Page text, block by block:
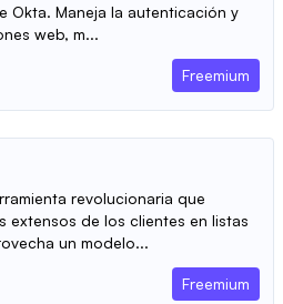
Okta. Maneja la autenticación y
web, m...
Freemium
revolucionaria que
extensos de los clientes en listas
un modelo...
Freemium